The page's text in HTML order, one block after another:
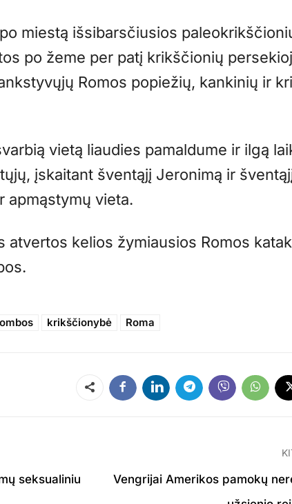
miestą išsibarsčiusios
po žeme per patį krikščionių
Romos popiežių, kankinių ir
vietą liaudies pamaldume ir ilgą
įskaitant šventąjį Jeronimą ir
apmąstymų vieta.
atvertos kelios žymiausios Romos
krikščionybė Roma
Dalintis
seksualiniu
Vengrijai Amerikos pamokų